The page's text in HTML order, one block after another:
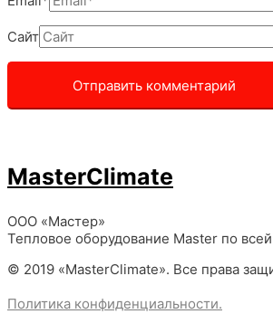
Сайт
MasterClimate
ООО «Мастер»
Тепловое оборудование Master по
© 2019 «MasterClimate». Все права
Политика конфиденциальности.